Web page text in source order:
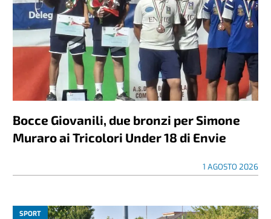
Bocce Giovanili, due bronzi per Simone
Muraro ai Tricolori Under 18 di Envie
1 AGOSTO 2026
SPORT